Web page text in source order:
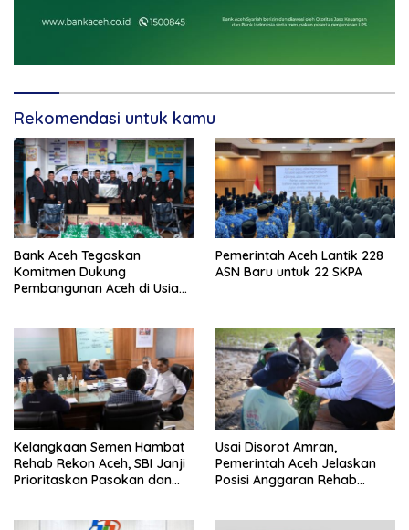
Rekomendasi untuk kamu
Bank Aceh Tegaskan
Komitmen Dukung
Pembangunan Aceh di Usia
Pemerintah Aceh Lantik 228
ASN Baru untuk 22 SKPA
Kelangkaan Semen Hambat
Rehab Rekon Aceh, SBI Janji
Prioritaskan Pasokan dan
Usai Disorot Amran,
Pemerintah Aceh Jelaskan
Posisi Anggaran Rehab